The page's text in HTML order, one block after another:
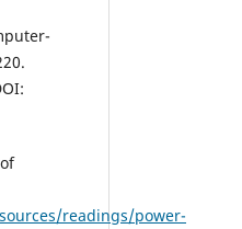
readings/power-